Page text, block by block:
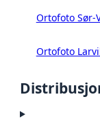
Ortofoto Sør-
Ortofoto